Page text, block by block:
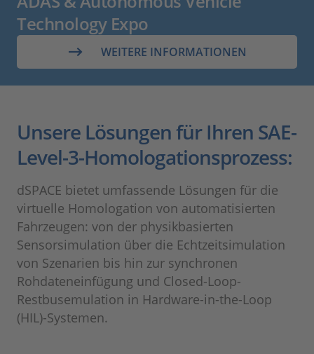
Technology Expo
WEITERE INFORMATIONEN
Unsere Lösungen für Ihren SAE-
Level-3-Homologationsprozess:
dSPACE bietet umfassende Lösungen für die
virtuelle Homologation von automatisierten
Fahrzeugen: von der physikbasierten
Sensorsimulation über die Echtzeitsimulation
von Szenarien bis hin zur synchronen
Rohdateneinfügung und Closed-Loop-
Restbusemulation in Hardware-in-the-Loop
(HIL)-Systemen.